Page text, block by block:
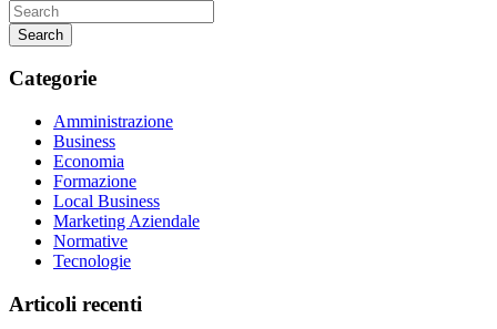
Search
Categorie
Amministrazione
Business
Economia
Formazione
Local Business
Marketing Aziendale
Normative
Tecnologie
Articoli recenti